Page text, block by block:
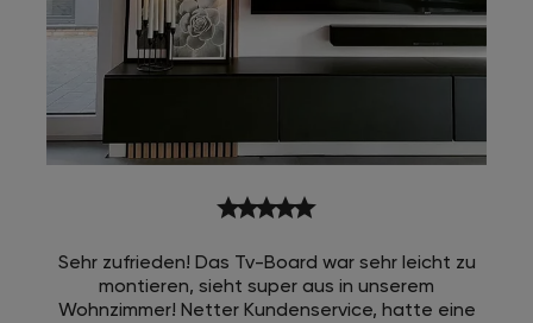
starstarstarstarstar
Sehr zufrieden! Das Tv-Board war sehr leicht zu
montieren, sieht super aus in unserem
Wohnzimmer! Netter Kundenservice, hatte eine